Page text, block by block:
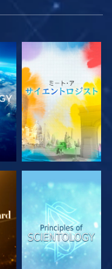
シリーズを探求